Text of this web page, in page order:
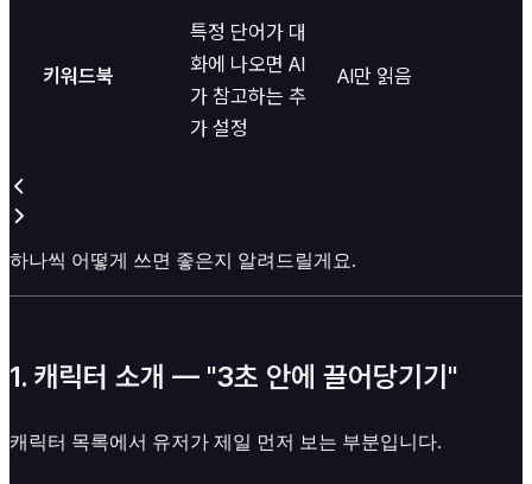
키워드북
특정 단어가 대
화에 나오면 AI
가 참고하는 추
가 설정
AI만 읽음
하나씩 어떻게 쓰면 좋은지 알려드릴게요.
1. 캐릭터 소개 — "3초 안에 끌어당기기"
캐릭터 목록에서 유저가 제일 먼저 보는 부분입니다.